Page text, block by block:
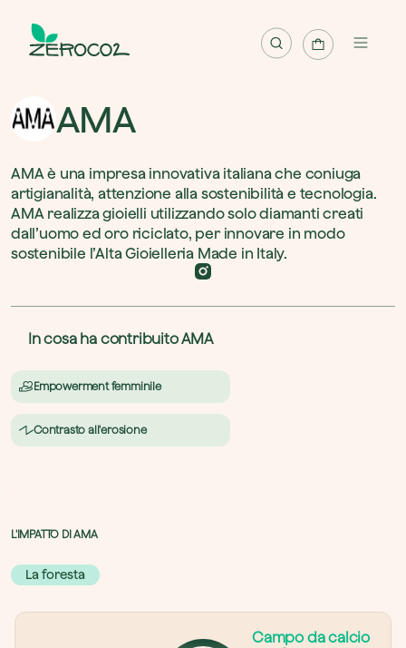
Progetti
Pianta albero
Pianta foresta
Riscatta albero
Accedi / Registrati
AMA
AMA è una impresa innovativa italiana che coniuga
artigianalità, attenzione alla sostenibilità e tecnologia.
AMA realizza gioielli utilizzando solo diamanti creati
dall’uomo ed oro riciclato, per innovare in modo
sostenibile l’Alta Gioielleria Made in Italy.
In cosa ha contribuito AMA
Empowerment femminile
Contrasto all'erosione
L'IMPATTO DI AMA
La foresta
Campo da calcio